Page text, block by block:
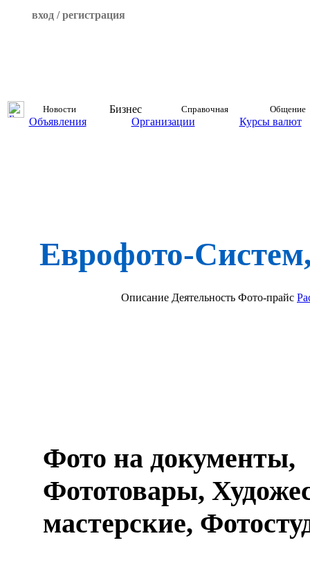
вход / регистрация
Новости Бизнес Справочная Общение
Объявления Организации Курсы валют
Еврофото-
Описание Деятельность Фото-прайс
Фото на документы,
Фототовары,
мастерские,